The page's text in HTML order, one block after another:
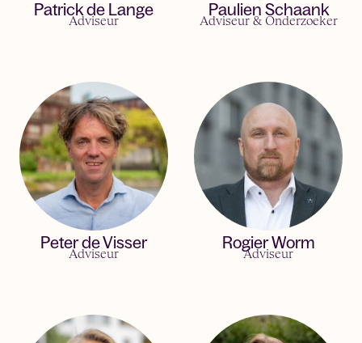
Patrick de Lange
Adviseur
Paulien Schaank
Adviseur & Onderzoeker
Peter de Visser
Adviseur
Rogier Worm
Adviseur